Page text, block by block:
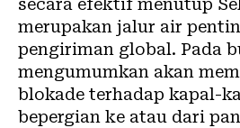
merupakan jalur air
pengiriman global. Pada
mengumumkan akan
blokade terhadap kapal-
bepergian ke atau dari